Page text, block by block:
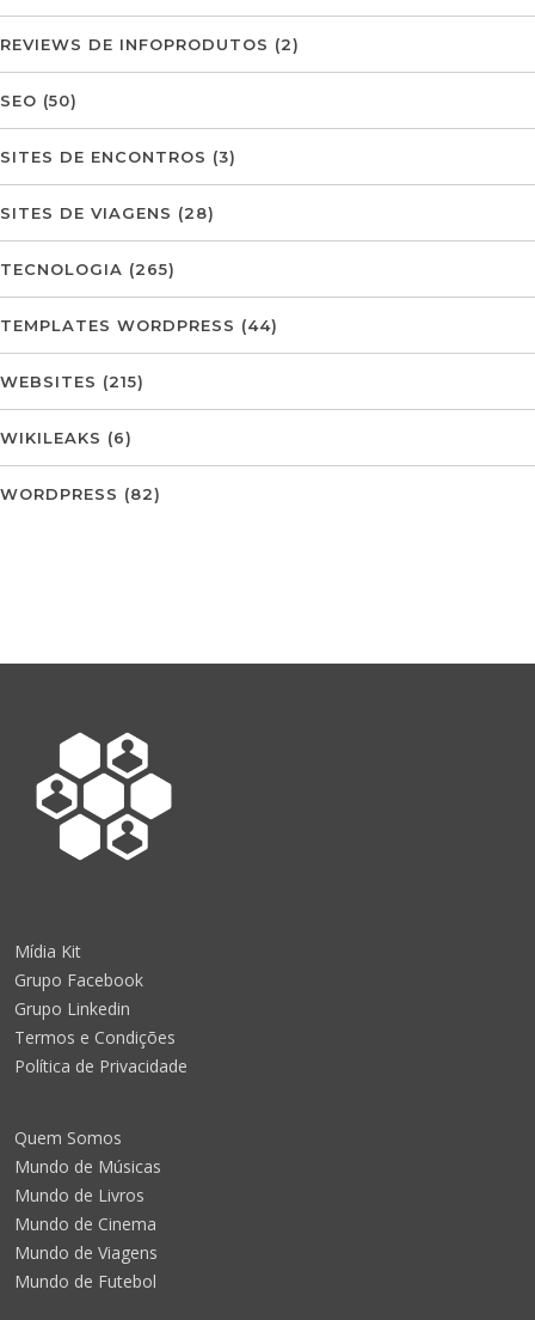
REVIEWS DE INFOPRODUTOS (2)
SEO (50)
SITES DE ENCONTROS (3)
SITES DE VIAGENS (28)
TECNOLOGIA (265)
TEMPLATES WORDPRESS (44)
WEBSITES (215)
WIKILEAKS (6)
WORDPRESS (82)
Mídia Kit
Grupo Facebook
Grupo Linkedin
Termos e Condições
Política de Privacidade
Quem Somos
Mundo de Músicas
Mundo de Livros
Mundo de Cinema
Mundo de Viagens
Mundo de Futebol